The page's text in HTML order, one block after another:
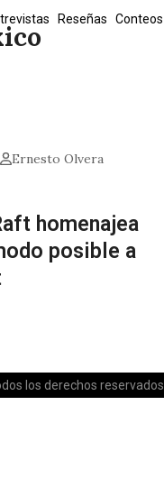
Reseñas Conteos
Ernesto Olvera
homenajea
posible a
los derechos reservados